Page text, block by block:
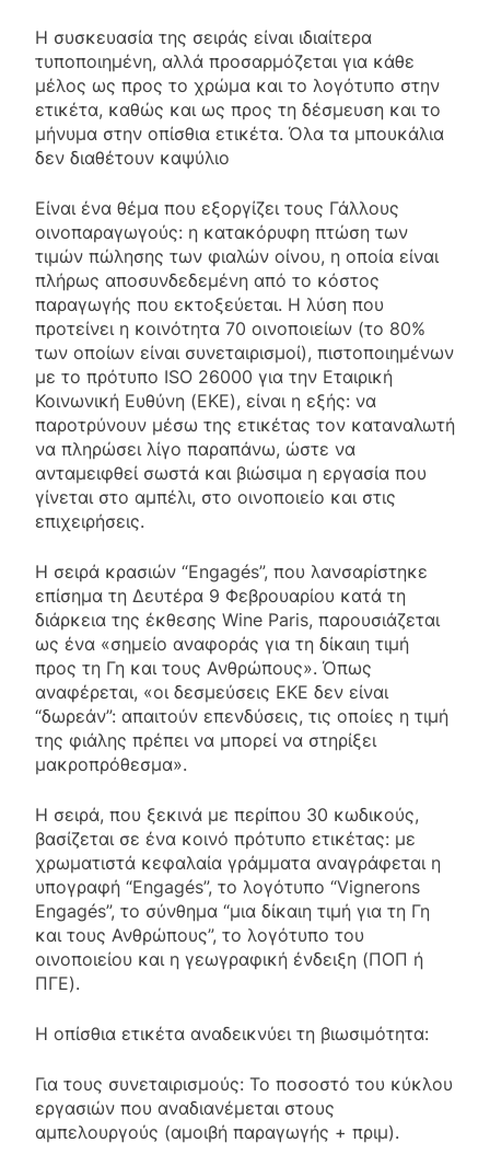
Η συσκευασία της σειράς είναι ιδιαίτερα
τυποποιημένη, αλλά προσαρμόζεται για κάθε
μέλος ως προς το χρώμα και το λογότυπο στην
ετικέτα, καθώς και ως προς τη δέσμευση και το
μήνυμα στην οπίσθια ετικέτα. Όλα τα μπουκάλια
δεν διαθέτουν καψύλιο
Είναι ένα θέμα που εξοργίζει τους Γάλλους
οινοπαραγωγούς: η κατακόρυφη πτώση των
τιμών πώλησης των φιαλών οίνου, η οποία είναι
πλήρως αποσυνδεδεμένη από το κόστος
παραγωγής που εκτοξεύεται. Η λύση που
προτείνει η κοινότητα 70 οινοποιείων (το 80%
των οποίων είναι συνεταιρισμοί), πιστοποιημένων
με το πρότυπο ISO 26000 για την Εταιρική
Κοινωνική Ευθύνη (ΕΚΕ), είναι η εξής: να
παροτρύνουν μέσω της ετικέτας τον καταναλωτή
να πληρώσει λίγο παραπάνω, ώστε να
ανταμειφθεί σωστά και βιώσιμα η εργασία που
γίνεται στο αμπέλι, στο οινοποιείο και στις
επιχειρήσεις.
Η σειρά κρασιών “Engagés”, που λανσαρίστηκε
επίσημα τη Δευτέρα 9 Φεβρουαρίου κατά τη
διάρκεια της έκθεσης Wine Paris, παρουσιάζεται
ως ένα «σημείο αναφοράς για τη δίκαιη τιμή
προς τη Γη και τους Ανθρώπους». Όπως
αναφέρεται, «οι δεσμεύσεις ΕΚΕ δεν είναι
“δωρεάν”: απαιτούν επενδύσεις, τις οποίες η τιμή
της φιάλης πρέπει να μπορεί να στηρίξει
μακροπρόθεσμα».
Η σειρά, που ξεκινά με περίπου 30 κωδικούς,
βασίζεται σε ένα κοινό πρότυπο ετικέτας: με
χρωματιστά κεφαλαία γράμματα αναγράφεται η
υπογραφή “Engagés”, το λογότυπο “Vignerons
Engagés”, το σύνθημα “μια δίκαιη τιμή για τη Γη
και τους Ανθρώπους”, το λογότυπο του
οινοποιείου και η γεωγραφική ένδειξη (ΠΟΠ ή
ΠΓΕ).
Η οπίσθια ετικέτα αναδεικνύει τη βιωσιμότητα:
Για τους συνεταιρισμούς: Το ποσοστό του κύκλου
εργασιών που αναδιανέμεται στους
αμπελουργούς (αμοιβή παραγωγής + πριμ).